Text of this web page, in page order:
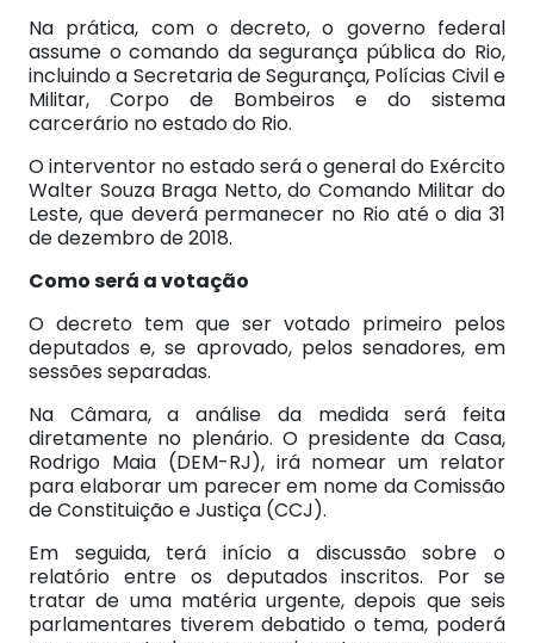
Na prática, com o decreto, o governo federal
assume o comando da segurança pública do Rio,
incluindo a Secretaria de Segurança, Polícias Civil e
Militar, Corpo de Bombeiros e do sistema
carcerário no estado do Rio.
O interventor no estado será o general do Exército
Walter Souza Braga Netto, do Comando Militar do
Leste, que deverá permanecer no Rio até o dia 31
de dezembro de 2018.
Como será a votação
O decreto tem que ser votado primeiro pelos
deputados e, se aprovado, pelos senadores, em
sessões separadas.
Na Câmara, a análise da medida será feita
diretamente no plenário. O presidente da Casa,
Rodrigo Maia (DEM-RJ), irá nomear um relator
para elaborar um parecer em nome da Comissão
de Constituição e Justiça (CCJ).
Em seguida, terá início a discussão sobre o
relatório entre os deputados inscritos. Por se
tratar de uma matéria urgente, depois que seis
parlamentares tiverem debatido o tema, poderá